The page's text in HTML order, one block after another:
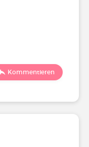
Kommentieren